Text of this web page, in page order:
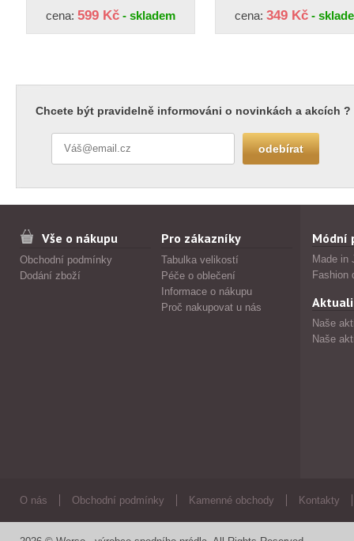
cena: 599 Kč - skladem cena: 349 Kč -
Chcete být pravidelně informováni o novinkách a akcích ?
Vše o nákupu
Obchodní podmínky
Dodání zboží
Pro zákazníky
Tabulka velikostí
Péče o oblečení
Informace o nákupu
Proč nakupovat u nás
Módní
Made in
Fashion
Naše
Naše
O nás Obchodní podmínky Kamenné obchody Kontakty